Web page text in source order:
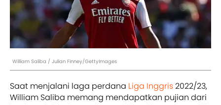
William Saliba / Julian Finney/GettyImages
Saat menjalani laga perdana Liga Inggris2022/23,
William Saliba memang mendapatkan pujian dari